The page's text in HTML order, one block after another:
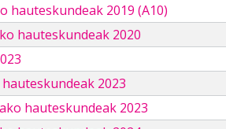
hauteskundeak 2019 (A10)
hauteskundeak 2020
2023
hauteskundeak 2023